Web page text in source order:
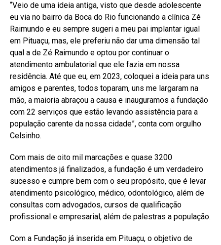
“Veio de uma ideia antiga, visto que desde adolescente
eu via no bairro da Boca do Rio funcionando a clínica Zé
Raimundo e eu sempre sugeri a meu pai implantar igual
em Pituaçu, mas, ele preferiu não dar uma dimensão tal
qual a de Zé Raimundo e optou por continuar o
atendimento ambulatorial que ele fazia em nossa
residência. Até que eu, em 2023, coloquei a ideia para uns
amigos e parentes, todos toparam, uns me largaram na
mão, a maioria abraçou a causa e inauguramos a fundação
com 22 serviços que estão levando assistência para a
população carente da nossa cidade”, conta com orgulho
Celsinho.
Com mais de oito mil marcações e quase 3200
atendimentos já finalizados, a fundação é um verdadeiro
sucesso e cumpre bem com o seu propósito, que é levar
atendimento psicológico, médico, odontológico, além de
consultas com advogados, cursos de qualificação
profissional e empresarial, além de palestras a população.
Com a Fundação já inserida em Pituaçu, o objetivo de